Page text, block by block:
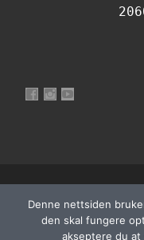
Vis profilen til
Vis profilen til
Denne nettsiden
den skal fungere
akseptere du at